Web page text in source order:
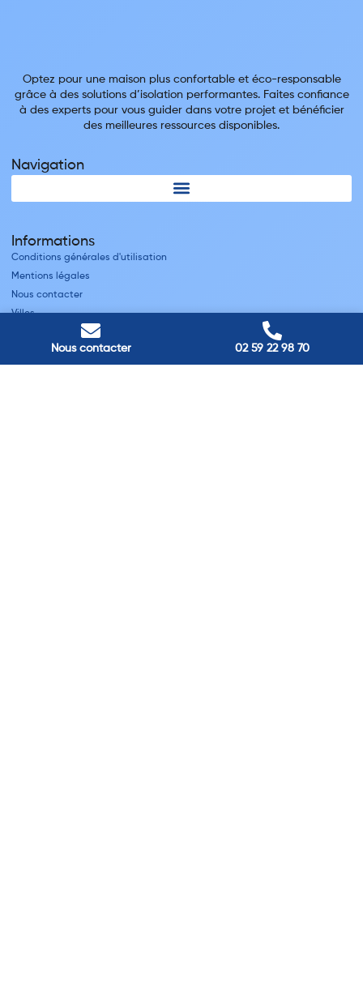
Nous contacter 02 59 22 98 70
Optez pour une maison plus confortable et éco-responsable
grâce à des solutions d’isolation performantes. Faites confiance
à des experts pour vous guider dans votre projet et bénéficier
des meilleures ressources disponibles.
Navigation
Informations
Conditions générales d'utilisation
Mentions légales
Nous contacter
Villes
Nos adresses